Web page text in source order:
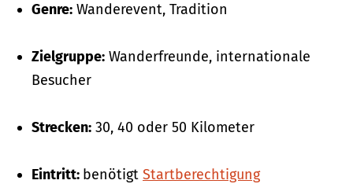
Genre: Wanderevent, Tradition
Zielgruppe: Wanderfreunde, internationale
Besucher
Strecken: 30, 40 oder 50 Kilometer
Eintritt: benötigt Startberechtigung